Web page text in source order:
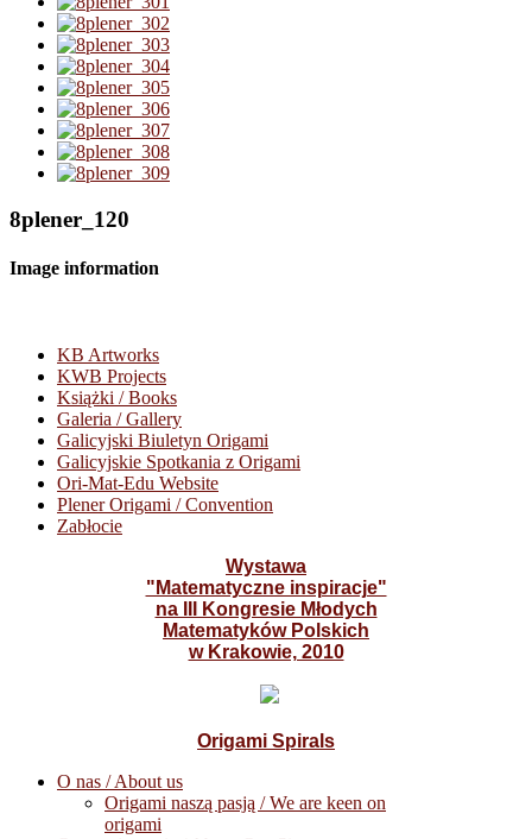
8plener_120
Image information
KB Artworks
KWB Projects
Książki / Books
Galeria / Gallery
Galicyjski Biuletyn Origami
Galicyjskie Spotkania z Origami
Ori-Mat-Edu Website
Plener Origami / Convention
Zabłocie
Wystawa
"Matematyczne inspiracje"
na III Kongresie Młodych
Matematyków Polskich
w Krakowie, 2010
Origami Spirals
O nas / About us
Origami naszą pasją / We are keen on
origami